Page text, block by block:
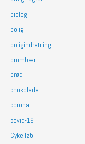
biologi
bolig
boligindretning
brombær
brød
chokolade
corona
covid-19
Cykelløb